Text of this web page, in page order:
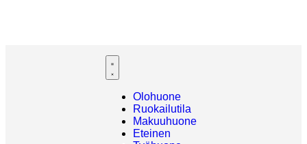
Olohuone
Ruokailutila
Makuuhuone
Eteinen